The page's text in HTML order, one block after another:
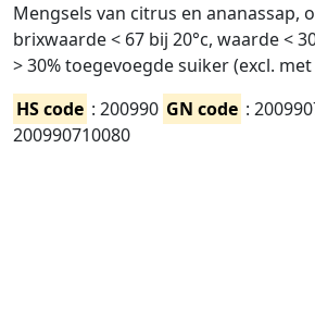
Mengsels van citrus en ananassap,
brixwaarde < 67 bij 20°c, waarde <
> 30% toegevoegde suiker (excl.
HS code : 200990 GN code :
200990710080